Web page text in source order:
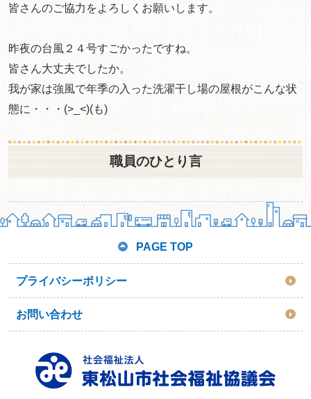
皆さんのご協力をよろしくお願いします。
昨夜の台風２４号すごかったですね。
皆さん大丈夫でしたか。
我が家は強風で年季の入った洗濯干し場の屋根がこんな状
態に・・・(>_<)(も)
職員のひとり言
PAGE TOP
プライバシーポリシー
お問い合わせ